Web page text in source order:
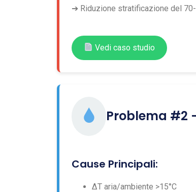
➔ Riduzione stratificazione del
Vedi caso studio
Problema #2
Cause Principali:
ΔT aria/ambiente >15°C